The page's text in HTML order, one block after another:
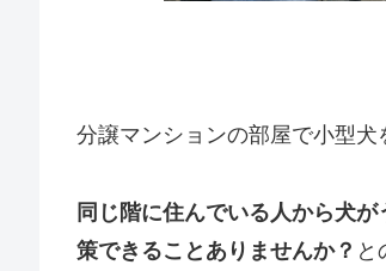
分譲マンションの部屋で小型犬
同じ階に住んでいる人から犬
策できることありませんか？ と